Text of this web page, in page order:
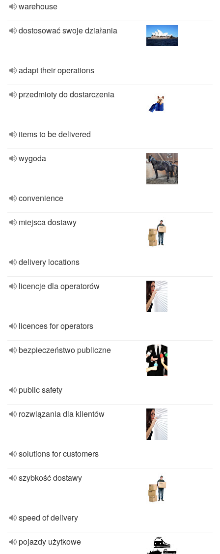
warehouse
dostosować swoje działania
adapt their operations
przedmioty do dostarczenia
items to be delivered
wygoda
convenience
miejsca dostawy
delivery locations
licencje dla operatorów
licences for operators
bezpieczeństwo publiczne
public safety
rozwiązania dla klientów
solutions for customers
szybkość dostawy
speed of delivery
pojazdy użytkowe